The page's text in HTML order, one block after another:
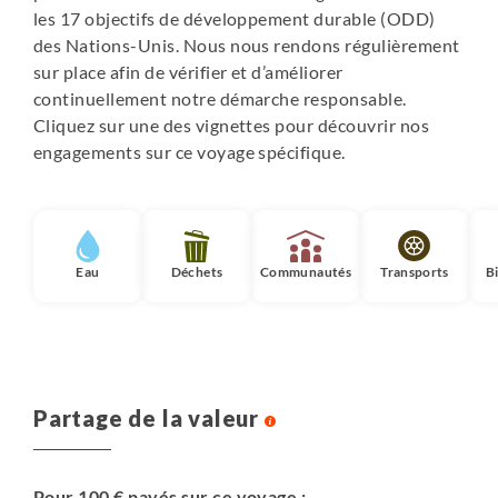
les 17 objectifs de développement durable (ODD)
des Nations-Unis. Nous nous rendons régulièrement
sur place afin de vérifier et d’améliorer
continuellement notre démarche responsable.
Cliquez sur une des vignettes pour découvrir nos
engagements sur ce voyage spécifique.
Eau Déchets Communautés Transports
Partage de la valeur